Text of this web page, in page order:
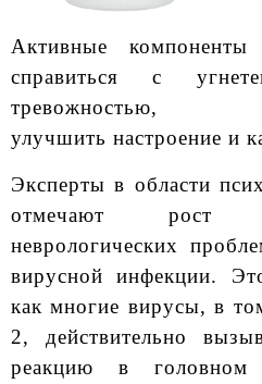
Активные
справиться с
тревожностью,
улучшить настроение и
Эксперты в области
отмечают рост
неврологических
вирусной инфекции.
как многие вирусы, в
2, действительно
реакцию в головном